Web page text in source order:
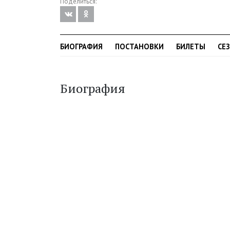
БИОГРАФИЯ ПОСТАНОВКИ БИЛЕТЫ
Биография